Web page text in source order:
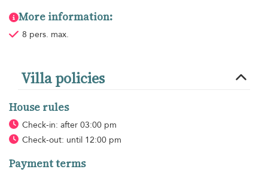
More information:
8 pers. max.
Villa policies
House rules
Check-in: after 03:00 pm
Check-out: until 12:00 pm
Payment terms